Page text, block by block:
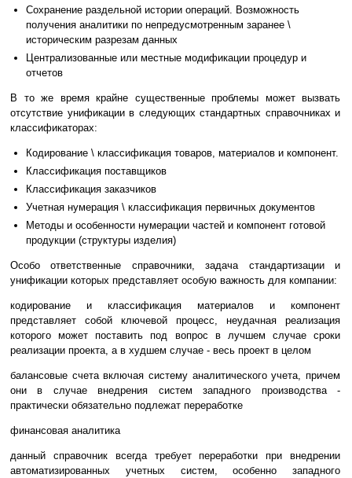
Сохранение раздельной истории операций. Возможность
получения аналитики по непредусмотренным заранее \
историческим разрезам данных
Централизованные или местные модификации процедур и
отчетов
В то же время крайне существенные проблемы может вызвать
отсутствие унификации в следующих стандартных справочниках и
классификаторах:
Кодирование \ классификация товаров, материалов и компонент.
Классификация поставщиков
Классификация заказчиков
Учетная нумерация \ классификация первичных документов
Методы и особенности нумерации частей и компонент готовой
продукции (структуры изделия)
Особо ответственные справочники, задача стандартизации и
унификации которых представляет особую важность для компании:
кодирование и классификация материалов и компонент
представляет собой ключевой процесс, неудачная реализация
которого может поставить под вопрос в лучшем случае сроки
реализации проекта, а в худшем случае - весь проект в целом
балансовые счета включая систему аналитического учета, причем
они в случае внедрения систем западного производства -
практически обязательно подлежат переработке
финансовая аналитика
данный справочник всегда требует переработки при внедрении
автоматизированных учетных систем, особенно западного